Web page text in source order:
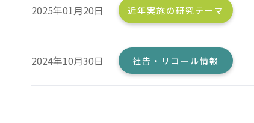
2025年01月20日 近年実施の研究テーマ
2024年10月30日 社告・リコール情報